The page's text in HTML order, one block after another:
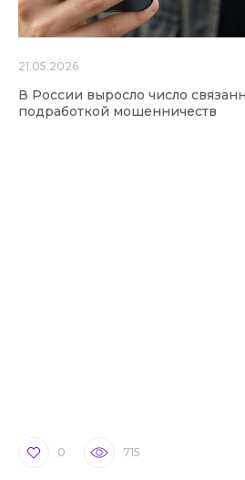
21.05.2026
В России выросло число
подработкой мошенничеств
0 715